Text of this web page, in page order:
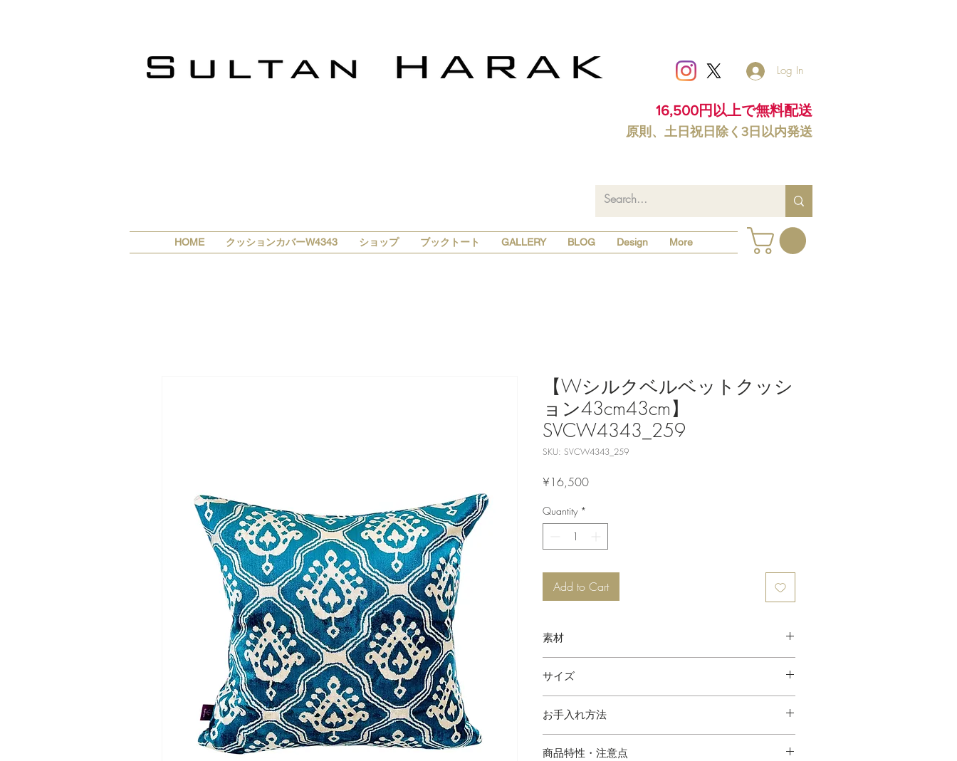
Log In
16,500円以上で無料配送
原則、土日祝日除く3日以内発送
HOME クッションカバーW4343 ショップ ブックトート GALLERY BLOG Design More
【Wシルクベルベットクッシ
ョン43cm43cm】
SVCW4343_259
SKU: SVCW4343_259
¥16,500Price
Quantity *
Add to Cart
素材
サイズ
お手入れ方法
商品特性・注意点